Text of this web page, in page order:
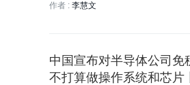
作者 : 李慧文
中国宣布对半导体公司免
不打算做操作系统和芯片